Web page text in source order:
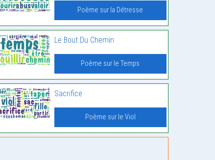
Poème sur la Détresse
Le Bout Du Chemin
Poème sur le Temps
Sacrifice
Poème sur le Viol